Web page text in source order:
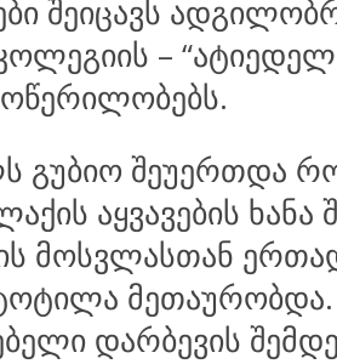
შეიცავს
–
გუბიო შეუერთდა
აყვავების ხანა
მოსვლასთან
მეთაურობდა.
დარბევის